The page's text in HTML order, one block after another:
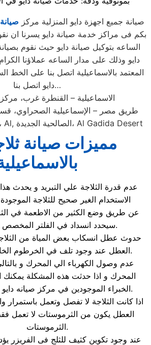
صيانة جميع اجهزة دايو المنزلية مركز
بكم فى مراكز خدمة صيانة دايو يسرنا ان
الساعه بتوكيل صيانة دايو حيث نقوم
دايو وذلك على مدار الساعه عملاؤنا
المعتمد بالاسماعيلية اتصل بنا على الخط
دايو اتصل بنا…
الاسماعيلية – القنطرة غرب، مركز
طريق مصر – الإسماعيلية الصحراوي،
محافظة الاسماعيلية، Al, الصالحية الجديدة، Al Gadida Desert
مميزات صيانة
عدم قدرة الثلاجة علي التبريد و يحدث
الاستخدام الغير صحيح للثلاجة
عن طريق وضع الكثير من الاطعمة في
سيحدد انسداد في الفلتر المخصص للتهوية.
حدوث عطل انسكاب بعض المياة من
العطل عند وجود تلف في الخرطوم الخاص بالثلاجة.
عدم وصول الكهرباء الي المحرك و
المحرك و اذا حدثت هذه المشكلة يمكنك
الخبراء الموجودين في مركز صيانه دايو الاسماعيلية.
اذا كانت الثلاجة لا تفصل وتعمل باستمرار
العطل يكون من الثرموستات لا تعمل
الثرموستات.
عند وجود تكوين كثيف للثلج فى الفريزر